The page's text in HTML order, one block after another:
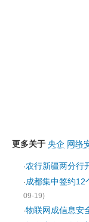
更多关于 央企 网络
·农行新疆两分行
·成都集中签约12
09-19)
·物联网成信息安